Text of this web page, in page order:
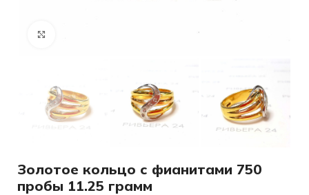
Золотое кольцо с фианитами 750
пробы 11.25 грамм